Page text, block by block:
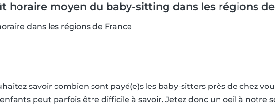
horaire moyen du baby-sitting dans les régions
dans les régions de France
savoir combien sont payé(e)s les baby-sitters près de chez
peut parfois être difficile à savoir. Jetez donc un oeil à notre